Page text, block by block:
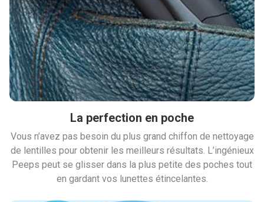
La perfection en poche
Vous n’avez pas besoin du plus grand chiffon de nettoyage
de lentilles pour obtenir les meilleurs résultats. L’ingénieux
Peeps peut se glisser dans la plus petite des poches tout
en gardant vos lunettes étincelantes.